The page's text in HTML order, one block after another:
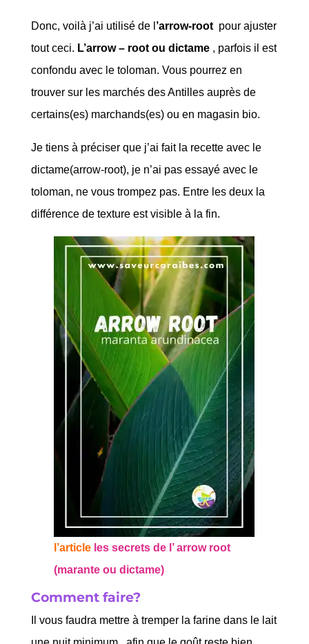
Donc, voilà j’ai utilisé de l ’arrow-rootpour ajuster
tout ceci. L’arrow – root ou dictame, parfois il est
confondu avec le toloman. Vous pourrez en
trouver sur les marchés des Antilles auprès de
certains(es) marchands(es) ou en magasin bio.
Je tiens à préciser que j’ai fait la recette avec le
dictame(arrow-root), je n’ai pas essayé avec le
toloman, ne vous trompez pas. Entre les deux la
différence de texture est visible à la fin.
l’article les secrets de l’ arrow root
(marante ou dictame)
Comment faire?
Il vous faudra mettre à tremper la farine dans le lait